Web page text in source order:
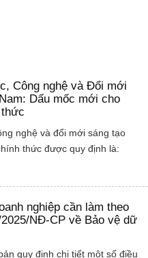
Công nghệ và Đổi mới
Dấu mốc mới cho
nghệ và đổi mới sáng tạo
thức được quy định là:
nghiệp cần làm theo
NĐ-CP về Bảo vệ dữ
quy định chi tiết một số điều